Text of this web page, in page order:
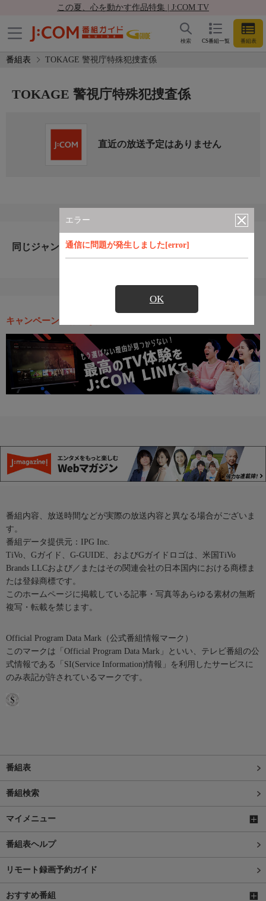
この夏、心を動かす作品特集 | J:COM TV
CS番組一覧 番組表
検索
番組表 TOKAGE 警視庁特殊犯捜査係
エラー
通信に問題が発生しました[error]
OK
TOKAGE 警視庁特殊犯捜査係
直近の放送予定はありません
同じジャンルのおすすめ番組
キャンペーン・お得な情報
番組内容、放送時間などが実際の放送内容と異なる場合がございま
す。
番組データ提供元：IPG Inc.
TiVo、Gガイド、G-GUIDE、およびGガイドロゴは、米国TiVo
Brands LLCおよび／またはその関連会社の日本国内における商標ま
たは登録商標です。
このホームページに掲載している記事・写真等あらゆる素材の無断
複写・転載を禁じます。
Official Program Data Mark（公式番組情報マーク）
このマークは「Official Program Data Mark」といい、テレビ番組の公
式情報である「SI(Service Information)情報」を利用したサービスに
のみ表記が許されているマークです。
番組表
番組検索
マイメニュー
番組表ヘルプ
リモート録画予約ガイド
おすすめ番組